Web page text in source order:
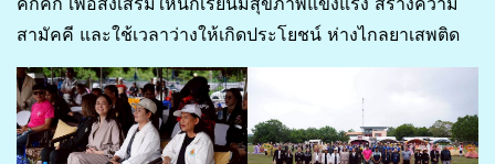
สามัคคี และใช้เวลาว่างให้เกิดประโยชน์ ห่างไกลยาเสพติด